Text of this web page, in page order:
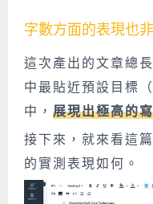
字數方面的表現也
這次產出的文章總
中最貼近預設目標
中， 展現出極高的
接下來，就來看這
的實測表現如何。